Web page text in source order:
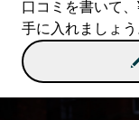
口コミを書いて
手に入れましょう